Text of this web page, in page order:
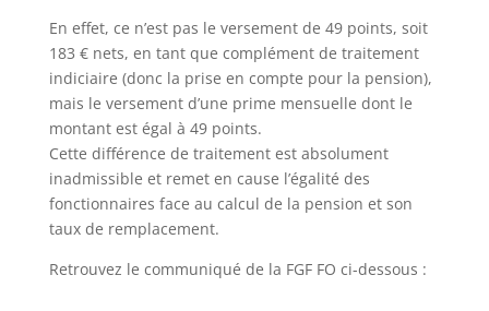
En effet, ce n’est pas le versement de 49 points, soit
183 € nets, en tant que complément de traitement
indiciaire (donc la prise en compte pour la pension),
mais le versement d’une prime mensuelle dont le
montant est égal à 49 points.
Cette différence de traitement est absolument
inadmissible et remet en cause l’égalité des
fonctionnaires face au calcul de la pension et son
taux de remplacement.​
Retrouvez le communiqué de la FGF FO ci-dessous :